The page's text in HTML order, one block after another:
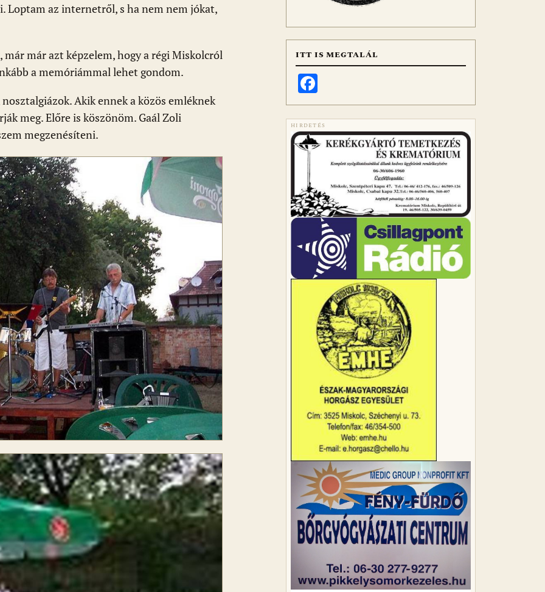
Loptam az internetről, s ha nem nem jókat,
már azt képzelem, hogy a régi Miskolcról
a memóriámmal lehet gondom.
Akik ennek a közös emléknek
meg. Előre is köszönöm. Gaál Zoli
megzenésíteni.
ITT IS MEGTALÁL
HIRDETÉS